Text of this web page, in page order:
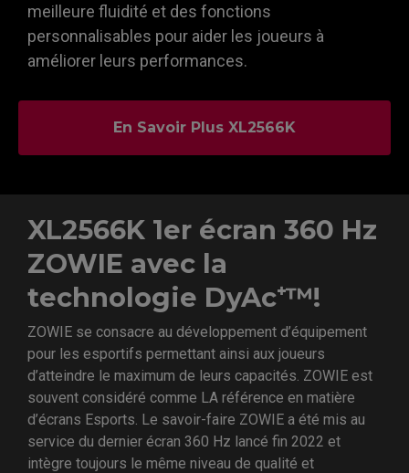
meilleure fluidité et des fonctions
personnalisables pour aider les joueurs à
améliorer leurs performances.
En Savoir Plus XL2566K
XL2566K 1er écran 360 Hz
ZOWIE avec la
technologie DyAc⁺™!
ZOWIE se consacre au développement d’équipement
pour les esportifs permettant ainsi aux joueurs
d’atteindre le maximum de leurs capacités. ZOWIE est
souvent considéré comme LA référence en matière
d’écrans Esports. Le savoir-faire ZOWIE a été mis au
service du dernier écran 360 Hz lancé fin 2022 et
intègre toujours le même niveau de qualité et